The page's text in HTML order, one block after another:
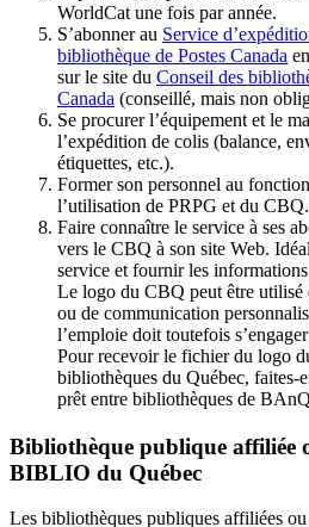
WorldCat une fois par année.
S’abonner au Service
bibliothèque de Postes Canada
sur le site du Conseil des
Canada (conseillé, mais non
Se procurer l’équipement et le
l’expédition de colis (balance,
étiquettes, etc.).
Former son personnel au
l’utilisation de PRPG et du CBQ.
Faire connaître le service à ses
vers le CBQ à son site Web.
service et fournir les
Le logo du CBQ peut être utilisé
ou de communication
l’emploie doit toutefois
Pour recevoir le fichier du logo
bibliothèques du Québec, faites-
prêt entre bibliothèques de
Bibliothèque publique affiliée
BIBLIO du Québec
Les bibliothèques publiques affiliées ou